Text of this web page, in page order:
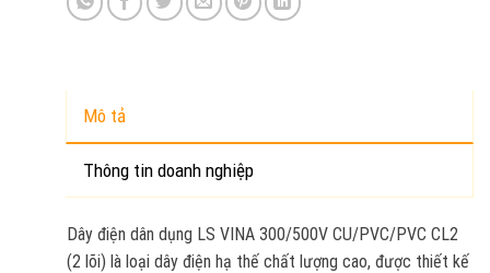
Mô tả
Thông tin doanh nghiệp
Dây điện dân dụng LS VINA 300/500V CU/PVC/PVC CL2
(2 lõi) là loại dây điện hạ thế chất lượng cao, được thiết kế